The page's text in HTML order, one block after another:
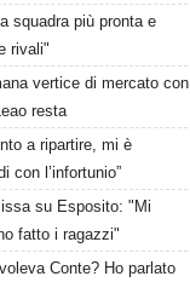
squadra più pronta e
rivali"
vertice di mercato con
resta
a ripartire, mi è
con l’infortunio”
su Esposito: "Mi
fatto i ragazzi"
Conte? Ho parlato